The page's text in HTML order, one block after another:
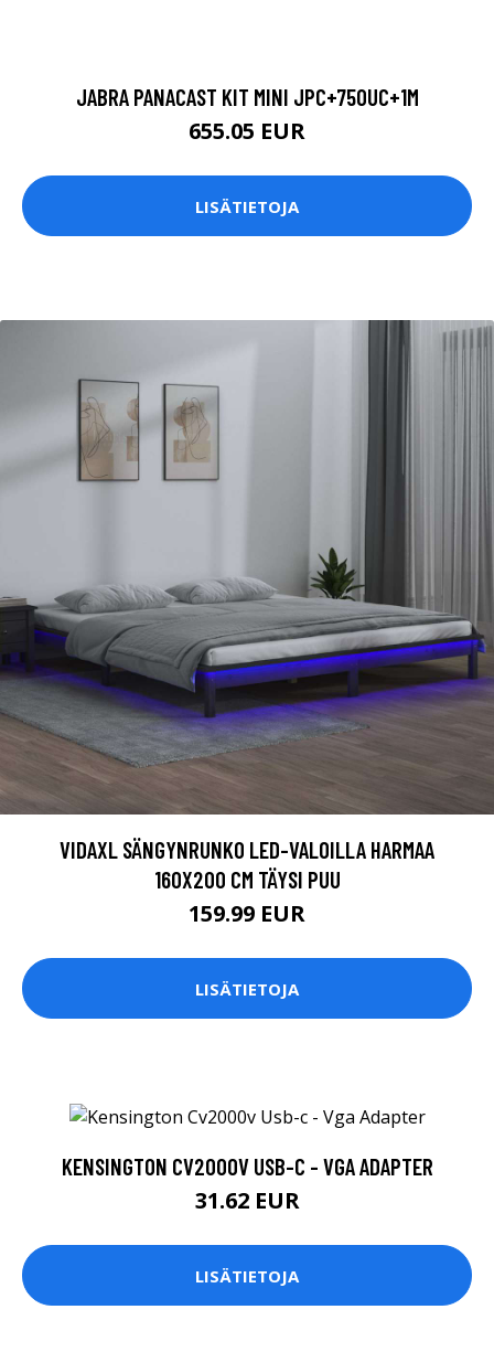
JABRA PANACAST KIT MINI JPC+750UC+1M
655.05 EUR
LISÄTIETOJA
VIDAXL SÄNGYNRUNKO LED-VALOILLA HARMAA
160X200 CM TÄYSI PUU
159.99 EUR
LISÄTIETOJA
KENSINGTON CV2000V USB-C - VGA ADAPTER
31.62 EUR
LISÄTIETOJA